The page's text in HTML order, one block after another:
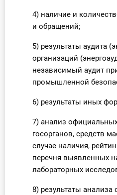
4) наличие и
и обращений;
5) результаты аудита
организаций
независимый аудит
промышленной
6) результаты иных
7) анализ
госорганов, средств
случае наличия,
перечня выявленных
лабораторных
8) результаты анализа